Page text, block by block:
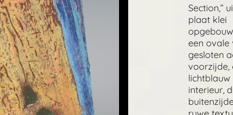
Section,”
plaat klei
een ovale
gesloten
voorzijde,
interieur,